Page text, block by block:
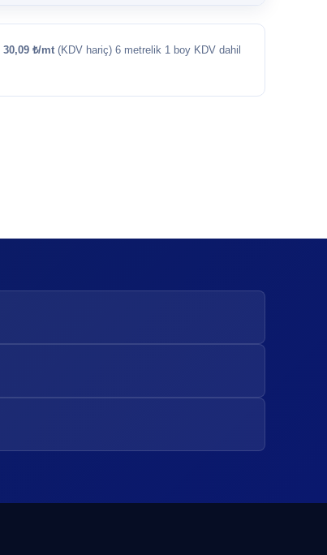
30,09 ₺/mt (KDV hariç) 6 metrelik 1 boy KDV dahil